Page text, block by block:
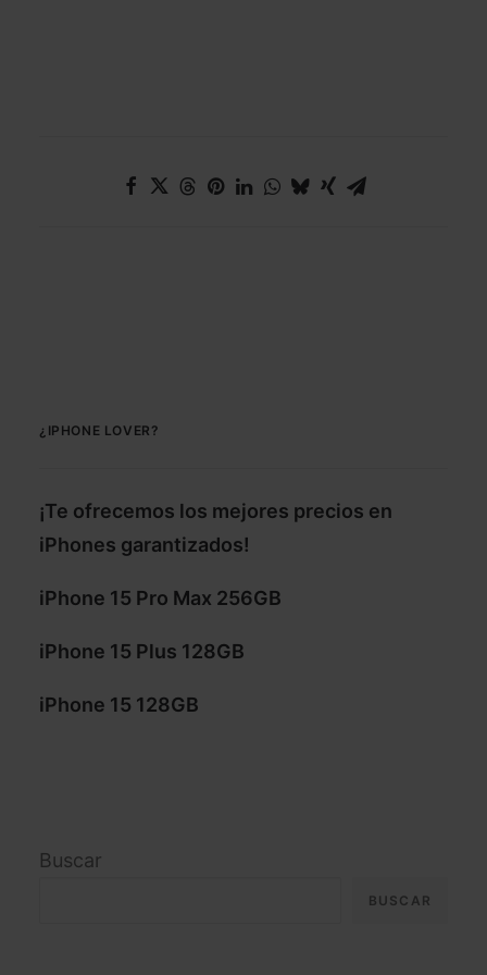
¿IPHONE LOVER?
¡Te ofrecemos los mejores precios en
iPhones garantizados!
iPhone 15 Pro Max 256GB
iPhone 15 Plus 128GB
iPhone 15 128GB
Buscar
BUSCAR